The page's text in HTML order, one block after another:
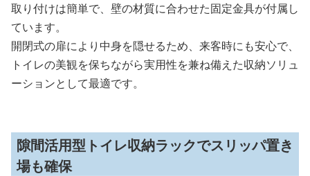
取り付けは簡単で、壁の材質に合わせた固定金具が付属し
ています。
開閉式の扉により中身を隠せるため、来客時にも安心で、
トイレの美観を保ちながら実用性を兼ね備えた収納ソリュ
ーションとして最適です。
隙間活用型トイレ収納ラックでスリッパ置き
場も確保